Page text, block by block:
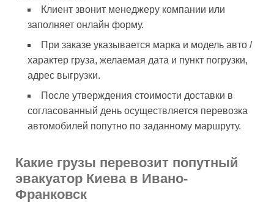
Клиент звонит менеджеру компании или
заполняет онлайн форму.
При заказе указывается марка и модель авто /
характер груза, желаемая дата и пункт погрузки,
адрес выгрузки.
После утверждения стоимости доставки в
согласованный день осуществляется перевозка
автомобилей попутно по заданному маршруту.
Какие грузы перевозит попутный
эвакуатор Киева в Ивано-
Франковск